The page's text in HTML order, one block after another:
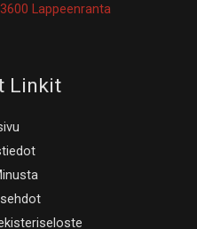
Lappeenranta
Linkit